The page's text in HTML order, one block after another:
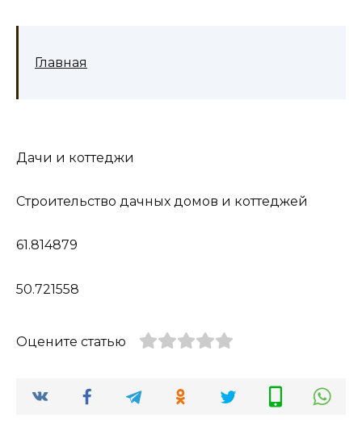
Главная
Дачи и коттеджи
Строительство дачных домов и коттеджей
61.814879
50.721558
Оцените статью